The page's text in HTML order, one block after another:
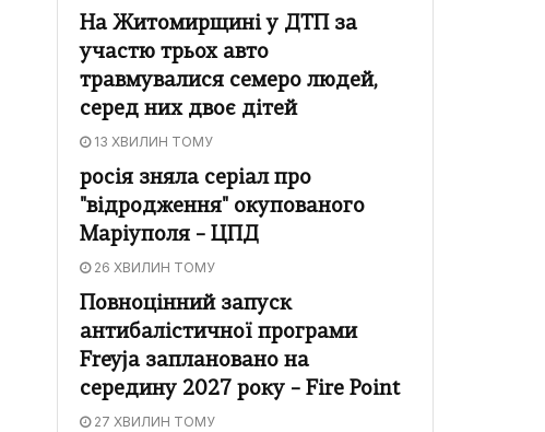
На Житомирщині у ДТП за
участю трьох авто
травмувалися семеро людей,
серед них двоє дітей
13 ХВИЛИН ТОМУ
росія зняла серіал про
"відродження" окупованого
Маріуполя – ЦПД
26 ХВИЛИН ТОМУ
Повноцінний запуск
антибалістичної програми
Freyja заплановано на
середину 2027 року – Fire Point
27 ХВИЛИН ТОМУ